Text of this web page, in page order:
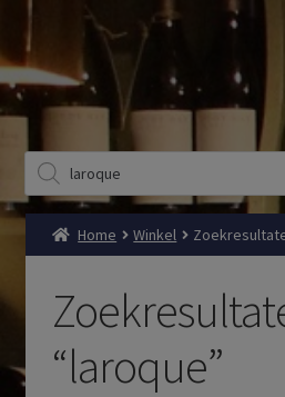
Producten
zoeken
Home Winkel
“laroque”